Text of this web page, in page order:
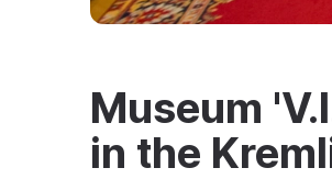
Museum
in the